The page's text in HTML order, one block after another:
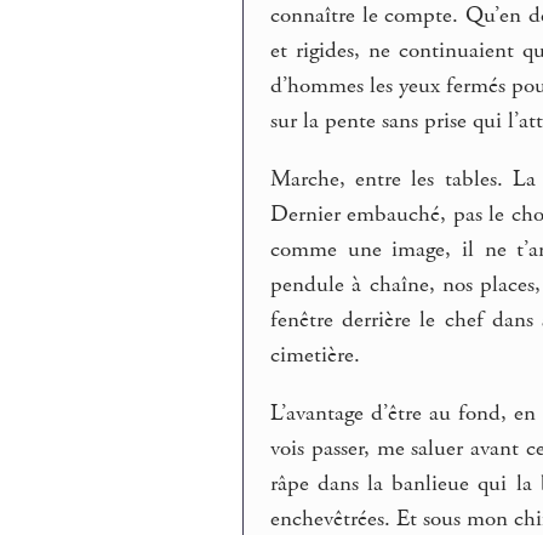
connaître le compte. Qu’en
et rigides, ne continuaient
d’hommes les yeux fermés
sur la pente sans prise qui
Marche, entre les tables.
Dernier embauché, pas le
comme une image, il ne
pendule à chaîne, nos
fenêtre derrière le chef
cimetière.
L’avantage d’être au fond,
vois passer, me saluer avant
râpe dans la banlieue qui la
enchevêtrées. Et sous mon